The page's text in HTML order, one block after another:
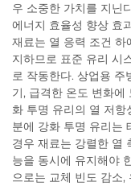
우 소중한 가치를 지닌
에너지 효율성 향상 효
재료는 열 응력 조건 하
지하므로 표준 유리 시
로 작동한다. 상업용 주
기, 급격한 온도 변화
화 투명 유리의 열 저항
분에 강화 투명 유리는
경우 재료는 강렬한 열
능을 동시에 유지해야
으로는 교체 빈도 감소,